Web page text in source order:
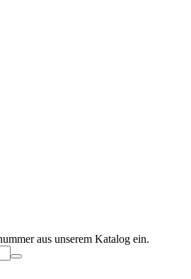
aus unserem Katalog ein.